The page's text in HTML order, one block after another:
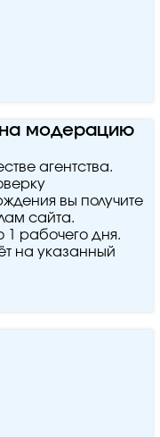
на модерацию
агентства.
вы получите
сайта.
рабочего дня.
на указанный